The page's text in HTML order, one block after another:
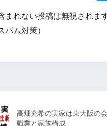
まれない投稿は無視されま
パム対策）
高畑充希の実家は東大阪の
職業と家族構成